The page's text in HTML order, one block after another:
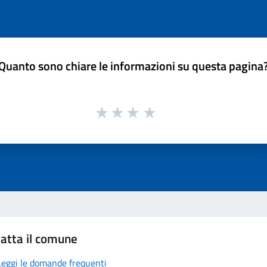
sono chiare le informazioni su questa
il comune
le domande frequenti